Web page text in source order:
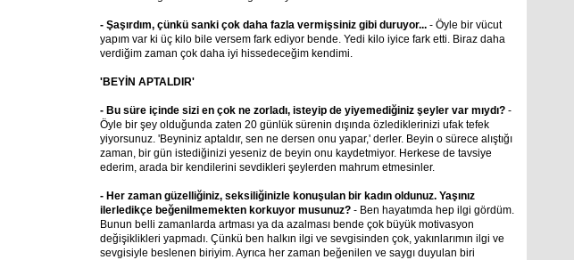
- Şaşırdım, çünkü sanki çok daha fazla vermişsiniz gibi duruyor... - Öyle bir vücut
yapım var ki üç kilo bile versem fark ediyor bende. Yedi kilo iyice fark etti. Biraz daha
verdiğim zaman çok daha iyi hissedeceğim kendimi.
'BEYİN APTALDIR'
- Bu süre içinde sizi en çok ne zorladı, isteyip de yiyemediğiniz şeyler var mıydı? -
Öyle bir şey olduğunda zaten 20 günlük sürenin dışında özlediklerinizi ufak tefek
yiyorsunuz. 'Beyniniz aptaldır, sen ne dersen onu yapar,' derler. Beyin o sürece alıştığı
zaman, bir gün istediğinizi yeseniz de beyin onu kaydetmiyor. Herkese de tavsiye
ederim, arada bir kendilerini sevdikleri şeylerden mahrum etmesinler.
- Her zaman güzelliğiniz, seksiliğinizle konuşulan bir kadın oldunuz. Yaşınız
ilerledikçe beğenilmemekten korkuyor musunuz? - Ben hayatımda hep ilgi gördüm.
Bunun belli zamanlarda artması ya da azalması bende çok büyük motivasyon
değişiklikleri yapmadı. Çünkü ben halkın ilgi ve sevgisinden çok, yakınlarımın ilgi ve
sevgisiyle beslenen biriyim. Ayrıca her zaman beğenilen ve saygı duyulan biri